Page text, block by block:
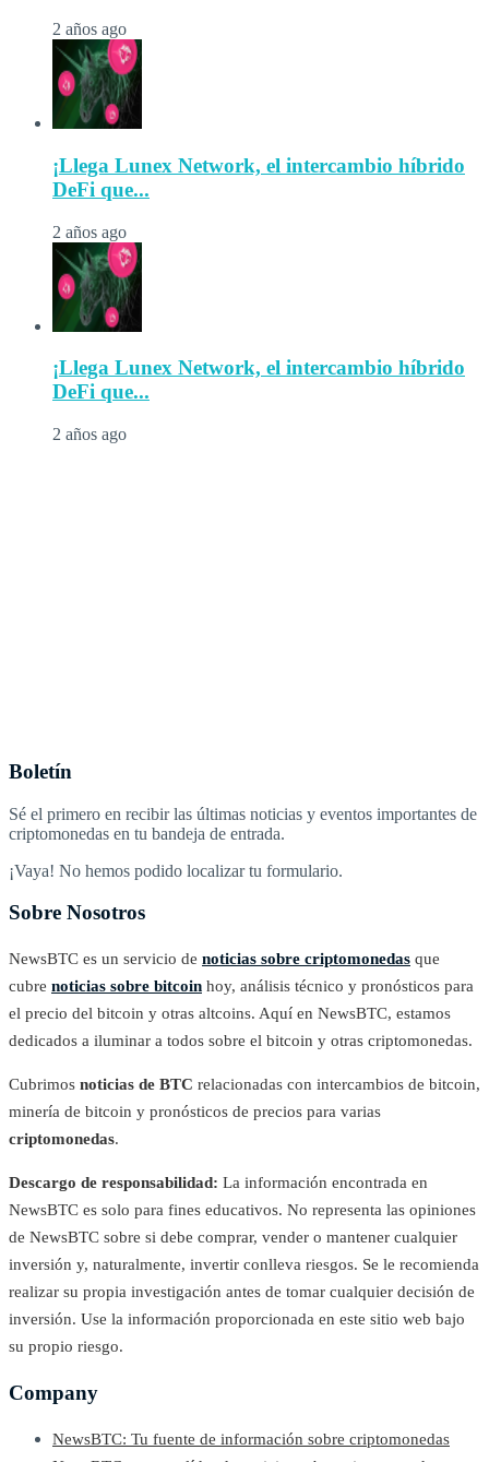
2 años ago
¡Llega Lunex Network, el intercambio híbrido
DeFi que...
2 años ago
¡Llega Lunex Network, el intercambio híbrido
DeFi que...
2 años ago
Boletín
Sé el primero en recibir las últimas noticias y eventos importantes de
criptomonedas en tu bandeja de entrada.
¡Vaya! No hemos podido localizar tu formulario.
Sobre Nosotros
NewsBTC es un servicio de noticias sobre criptomonedas que
cubre noticias sobre bitcoin hoy, análisis técnico y pronósticos para
el precio del bitcoin y otras altcoins. Aquí en NewsBTC, estamos
dedicados a iluminar a todos sobre el bitcoin y otras criptomonedas.
Cubrimos noticias de BTC relacionadas con intercambios de bitcoin,
minería de bitcoin y pronósticos de precios para varias
criptomonedas.
Descargo de responsabilidad: La información encontrada en
NewsBTC es solo para fines educativos. No representa las opiniones
de NewsBTC sobre si debe comprar, vender o mantener cualquier
inversión y, naturalmente, invertir conlleva riesgos. Se le recomienda
realizar su propia investigación antes de tomar cualquier decisión de
inversión. Use la información proporcionada en este sitio web bajo
su propio riesgo.
Company
NewsBTC: Tu fuente de información sobre criptomonedas